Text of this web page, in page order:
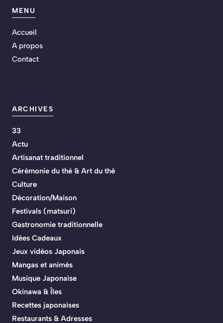
MENU
Accueil
A propos
Contact
ARCHIVES
33
Actu
Artisanat traditionnel
Cérémonie du thé & Art du thé
Culture
Décoration/Maison
Festivals (matsuri)
Gastronomie traditionnelle
Idées Cadeaux
Jeux vidéos Japonais
Mangas et animés
Musique Japonaise
Okinawa & Îles
Recettes japonaises
Restaurants & Adresses